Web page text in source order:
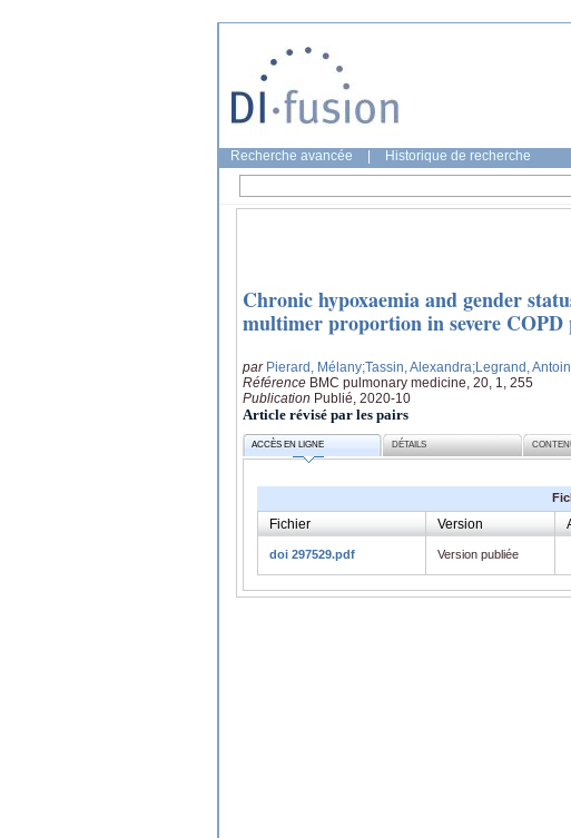
Recherche avancée Historique de recherche
Chronic hypoxaemia and gender
multimer proportion in severe COPD
par Pierard, Mélany;Tassin, Alexandra;Legrand,
Référence BMC pulmonary medicine, 20, 1, 255
Publication Publié, 2020-10
Article révisé par les pairs
ACCÈS EN LIGNE DÉTAILS
Fichier Version
doi 297529.pdf Version publiée